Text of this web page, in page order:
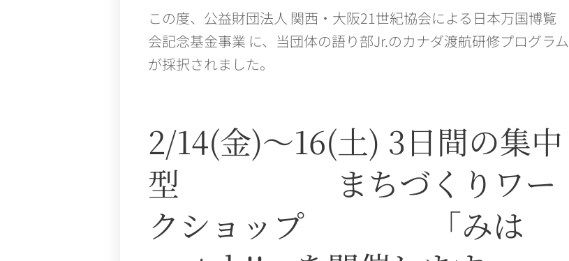
この度、公益財団法人 関西・大阪21世紀協会による日本万国博覧
会記念基金事業 に、当団体の語り部Jr.のカナダ渡航研修プログラム
が採択されました。
2/14(金)～16(土) 3日間の集中
型 まちづくりワー
クショップ 「みは